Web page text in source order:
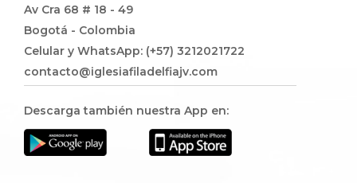
Av Cra 68 # 18 - 49
Bogotá - Colombia
Celular y WhatsApp: (+57) 3212021722
contacto@iglesiafiladelfiajv.com
Descarga también nuestra App en: